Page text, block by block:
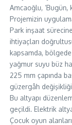
Amcaoğlu,
Projemizin
Park inşaat
ihtiyaçları
kapsamda,
yağmur suyu büz
225 mm çapında
güzergâh değişikliği
Bu altyapı
geçildi. Elektrik
Çocuk oyun